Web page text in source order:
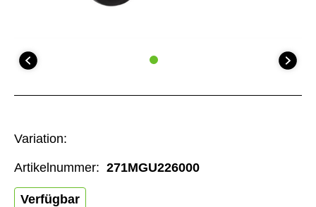
Variation:
Verfügbar
Artikelnummer: 271MGU226000